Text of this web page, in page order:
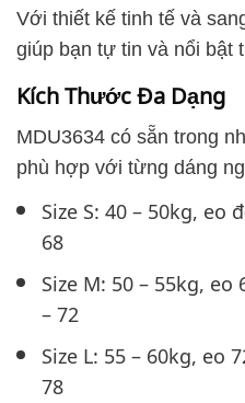
Với thiết kế tinh tế và
giúp bạn tự tin và nổi bật
Kích Thước Đa Dạng
MDU3634 có sẵn trong
phù hợp với từng dáng
Size S: 40 – 50kg, eo
68
Size M: 50 – 55kg, eo
– 72
Size L: 55 – 60kg, eo
78